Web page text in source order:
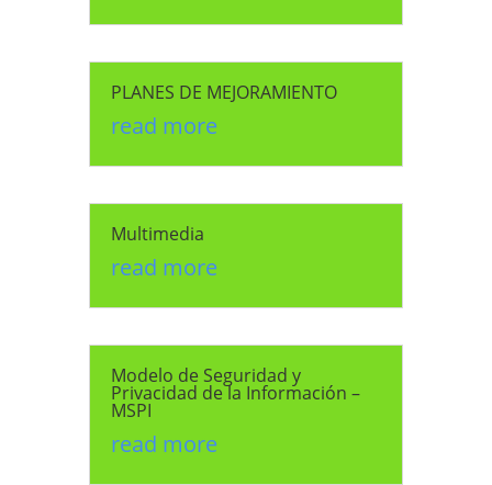
PLANES DE MEJORAMIENTO
read more
Multimedia
read more
Modelo de Seguridad y
Privacidad de la Información –
MSPI
read more